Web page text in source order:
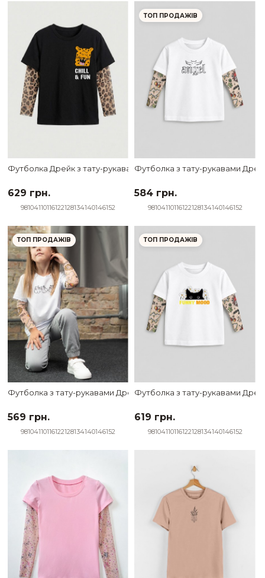
Футболка Дрейк з тату-рукавами Wild Chill&Fun
629 грн.
98104110116122128134140146152
ТОП ПРОДАЖІВ
Футболка з тату-рукавами
584 грн.
98104110116122128134140146152
ТОП ПРОДАЖІВ
Футболка з тату-рукавами Дрейк Ukraine біла Boo Cats
569 грн.
98104110116122128134140146152
ТОП ПРОДАЖІВ
Футболка з тату-рукавами
619 грн.
98104110116122128134140146152